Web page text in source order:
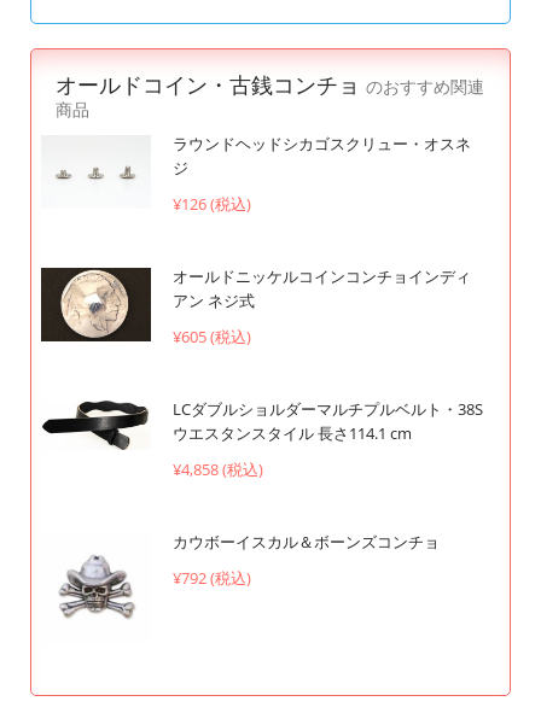
オールドコイン・古銭コンチョ のおすすめ関連
商品
ラウンドヘッドシカゴスクリュー・オスネ
ジ
¥126 (税込)
オールドニッケルコインコンチョインディ
アン ネジ式
¥605 (税込)
LCダブルショルダーマルチプルベルト・38S
ウエスタンスタイル 長さ114.1 cm
¥4,858 (税込)
カウボーイスカル＆ボーンズコンチョ
¥792 (税込)